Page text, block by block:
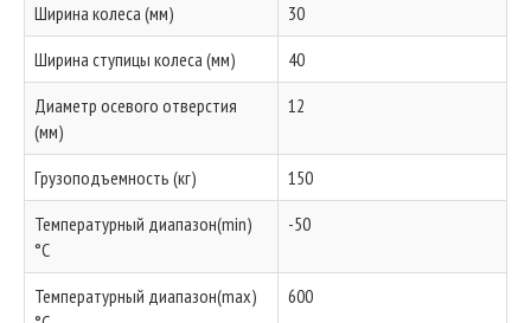
Ширина колеса (мм)
30
Ширина ступицы колеса (мм)
40
Диаметр осевого отверстия
(мм)
12
Грузоподъемность (кг)
150
Температурный диапазон(min)
°C
-50
Температурный диапазон(max)
600